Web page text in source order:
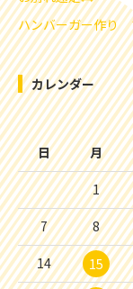
ハンバーガー作り
カレンダー
日
月
1
7 8
14 15